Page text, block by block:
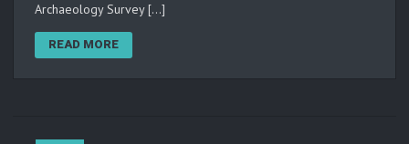
Archaeology Survey […]
READ MORE